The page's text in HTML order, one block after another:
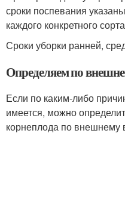
сроки поспевания
каждого конкретного
Сроки уборки ранней,
Определяем по
Если по каким-либо
имеется, можно
корнеплода по внешнему